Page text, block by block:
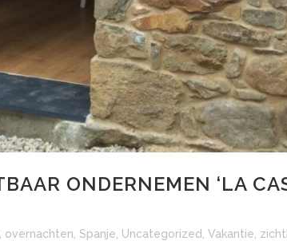
ONDERNEMEN ‘LA
overnachten Spanje Uncategorized Vakantie